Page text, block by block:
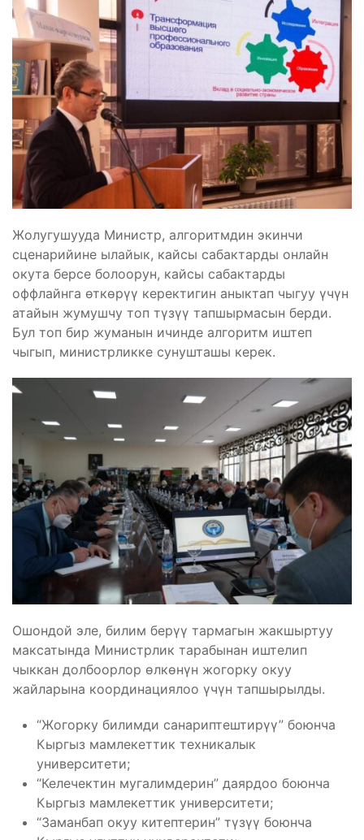
Жолугушууда Министр, алгоритмдин экинчи
сценарийине ылайык, кайсы сабактарды онлайн
окута берсе болоорун, кайсы сабактарды
оффлайнга өткөрүү керектигин аныктап чыгуу үчүн
атайын жумушчу топ түзүү тапшырмасын берди.
Бул топ бир жуманын ичинде алгоритм иштеп
чыгып, министрликке сунушташы керек.
Ошондой эле, билим берүү тармагын жакшыртуу
максатында Министрлик тарабынан иштелип
чыккан долбоорлор өлкөнүн жогорку окуу
жайларына координациялоо үчүн тапшырылды.
“Жогорку билимди санариптештирүү” боюнча
Кыргыз мамлекеттик техникалык
университети;
“Келечектин мугалимдерин” даярдоо боюнча
Кыргыз мамлекеттик университети;
“Заманбап окуу китептерин” түзүү боюнча